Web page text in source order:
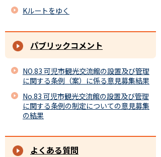
Kルートをゆく
パブリックコメント
NO.83 可児市観光交流館の設置及び管理
に関する条例（案）に係る意見募集結果
No.83 可児市観光交流館の設置及び管理
に関する条例の制定についての意見募集
の結果
よくある質問